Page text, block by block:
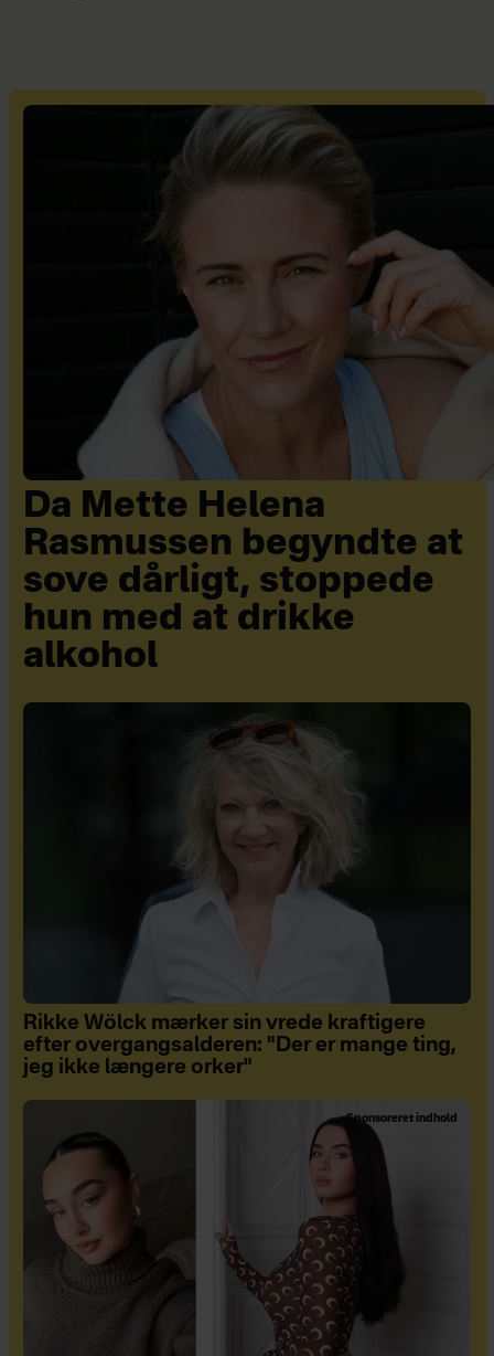
Da Mette Helena
Rasmussen begyndte at
sove dårligt, stoppede
hun med at drikke
alkohol
Rikke Wölck mærker sin vrede kraftigere
efter overgangsalderen: "Der er mange ting,
jeg ikke længere orker"
Sponsoreret indhold